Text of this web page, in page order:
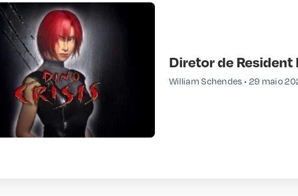
Diretor de
William Schendes 29 maio